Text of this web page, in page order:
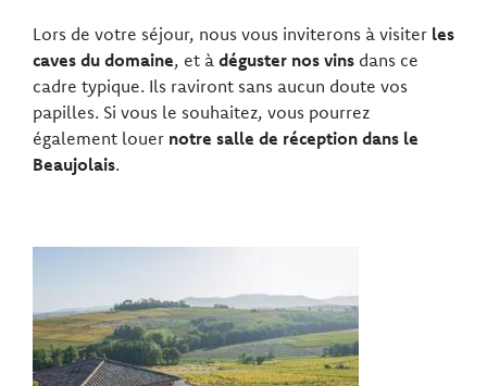
Lors de votre séjour, nous vous inviterons à visiter les
caves du domaine, et à déguster nos vins dans ce
cadre typique. Ils raviront sans aucun doute vos
papilles. Si vous le souhaitez, vous pourrez
également louer notre salle de réception dans le
Beaujolais.